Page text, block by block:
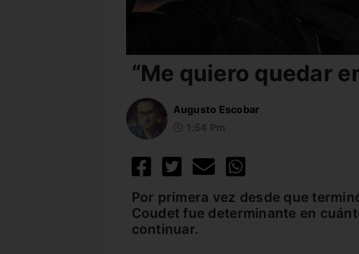
“Me quiero quedar
Augusto Escobar
Por primera vez desde que
Coudet fue determinante en
continuar.